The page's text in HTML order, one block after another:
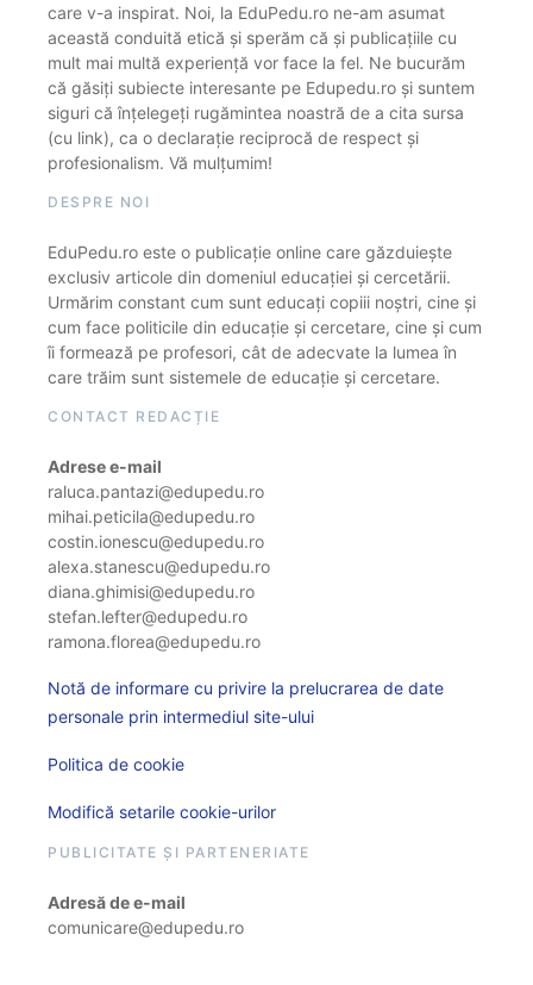
care v-a inspirat. Noi, la EduPedu.ro ne-am asumat
această conduită etică și sperăm că și publicațiile cu
mult mai multă experiență vor face la fel. Ne bucurăm
că găsiți subiecte interesante pe Edupedu.ro și suntem
siguri că înțelegeți rugămintea noastră de a cita sursa
(cu link), ca o declarație reciprocă de respect și
profesionalism. Vă mulțumim!
DESPRE NOI
EduPedu.ro este o publicație online care găzduiește
exclusiv articole din domeniul educației și cercetării.
Urmărim constant cum sunt educați copiii noștri, cine și
cum face politicile din educație și cercetare, cine și cum
îi formează pe profesori, cât de adecvate la lumea în
care trăim sunt sistemele de educație și cercetare.
CONTACT REDACȚIE
Adrese e-mail
raluca.pantazi@edupedu.ro
mihai.peticila@edupedu.ro
costin.ionescu@edupedu.ro
alexa.stanescu@edupedu.ro
diana.ghimisi@edupedu.ro
stefan.lefter@edupedu.ro
ramona.florea@edupedu.ro
Notă de informare cu privire la prelucrarea de date
personale prin intermediul site-ului
Politica de cookie
Modifică setarile cookie-urilor
PUBLICITATE ȘI PARTENERIATE
Adresă de e-mail
comunicare@edupedu.ro